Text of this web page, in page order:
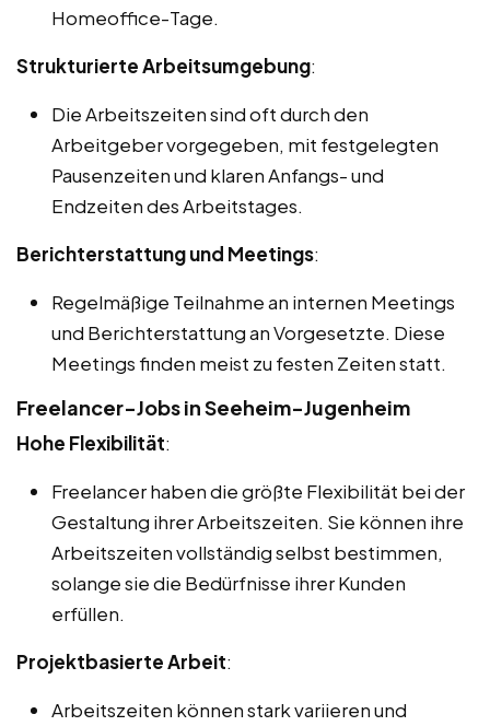
Homeoffice-Tage.
Strukturierte Arbeitsumgebung:
Die Arbeitszeiten sind oft durch den
Arbeitgeber vorgegeben, mit festgelegten
Pausenzeiten und klaren Anfangs- und
Endzeiten des Arbeitstages.
Berichterstattung und Meetings:
Regelmäßige Teilnahme an internen Meetings
und Berichterstattung an Vorgesetzte. Diese
Meetings finden meist zu festen Zeiten statt.
Freelancer-Jobs in Seeheim-Jugenheim
Hohe Flexibilität:
Freelancer haben die größte Flexibilität bei der
Gestaltung ihrer Arbeitszeiten. Sie können ihre
Arbeitszeiten vollständig selbst bestimmen,
solange sie die Bedürfnisse ihrer Kunden
erfüllen.
Projektbasierte Arbeit:
Arbeitszeiten können stark variieren und